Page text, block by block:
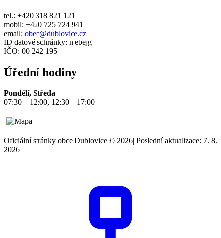
tel.: +420 318 821 121
mobil: +420 725 724 941
email: obec@dublovice.cz
ID datové schránky: njebejg
IČO: 00 242 195
Úřední hodiny
Pondělí, Středa
07:30 – 12:00, 12:30 – 17:00
Oficiální stránky obce Dublovice © 2026| Poslední aktualizace: 7. 8.
2026